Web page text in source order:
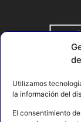
Utilizamos
la información del
El consentimiento